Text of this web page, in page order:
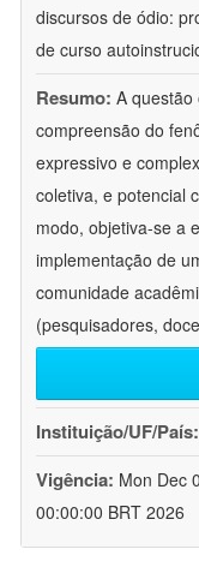
discursos de ódio:
de curso
Resumo: A
compreensão do
expressivo e
coletiva, e potencial
modo, objetiva-se a
implementação de
comunidade
(pesquisadores,
Instituição/UF/País:
Vigência: Mon Dec
00:00:00 BRT 2026